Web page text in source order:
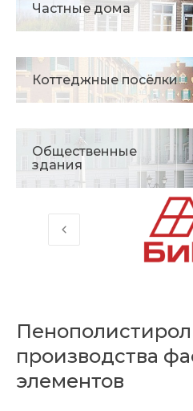
Частные дома
Коттеджные посёлки
Общественные
здания
производства
элементов